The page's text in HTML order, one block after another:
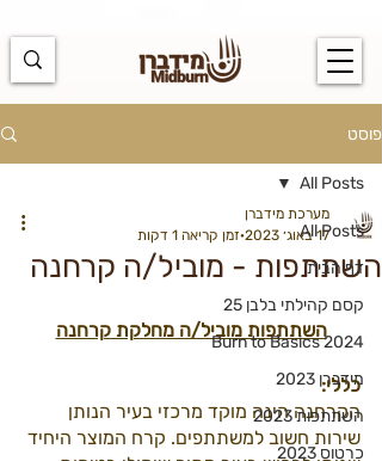
פוסט
All Posts
דף הבית
קסם קהילתי בלבן 25
Burn to Basics 2024
מידברן 2023
השתתפות 2023
כרטוס 2023
All Posts
השתתפות - מוביל/ה קרחנה
מערכת מידברן
17 באוג׳ 2023
זמן קריאה 1 דקות
השתתפות מוביל/ה מחלקת קרחנה
כללי:
הקרחנה הינה מוקד מרכזי בעיר הנותן
שירות חשוב למשתתפים. קרח המוצר היחיד